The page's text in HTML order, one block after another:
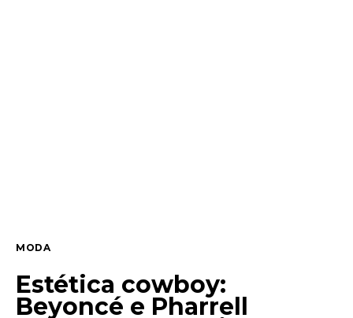
Contato
MODA
Estética cowboy:
Beyoncé e Pharrell